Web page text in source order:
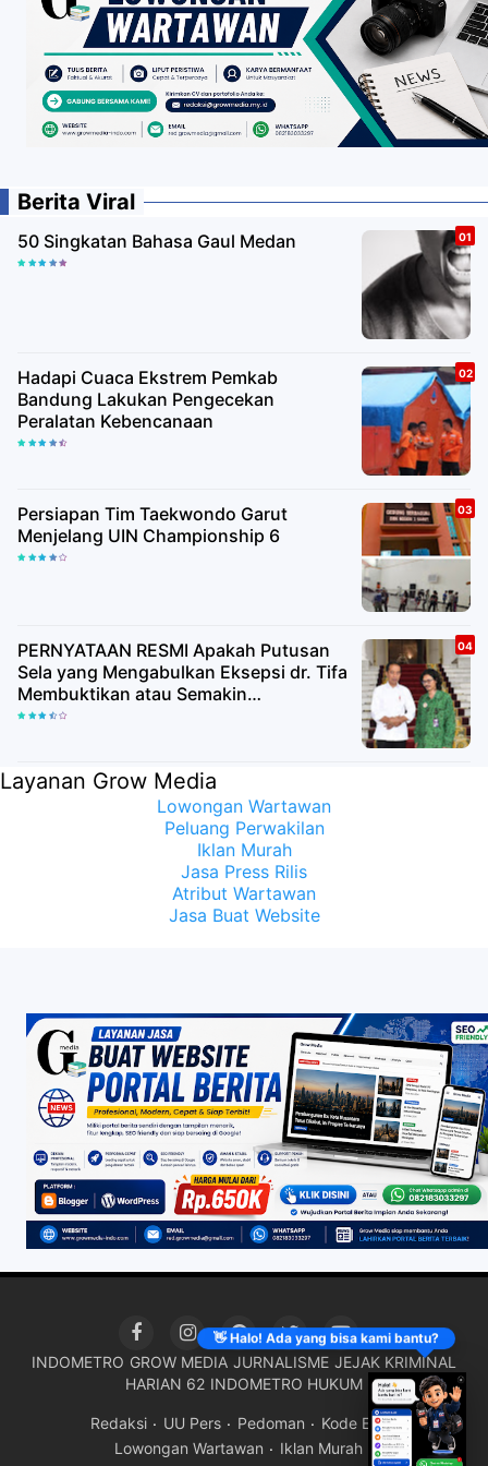
Berita Viral
50 Singkatan Bahasa Gaul Medan
Hadapi Cuaca Ekstrem Pemkab
Bandung Lakukan Pengecekan
Peralatan Kebencanaan
Persiapan Tim Taekwondo Garut
Menjelang UIN Championship 6
PERNYATAAN RESMI Apakah Putusan
Sela yang Mengabulkan Eksepsi dr. Tifa
Membuktikan atau Semakin
Meyakinkan Publik Bahwa Ijazah
Layanan Grow Media
Lowongan Wartawan
Peluang Perwakilan
Iklan Murah
Jasa Press Rilis
Atribut Wartawan
Jasa Buat Website
👋 Halo! Ada yang bisa kami bantu?
INDOMETRO GROW MEDIA JURNALISME JEJAK KRIMINAL
HARIAN 62 INDOMETRO HUKUM
Redaksi UU Pers Pedoman
Kode Etik
Lowongan Wartawan
Iklan Murah